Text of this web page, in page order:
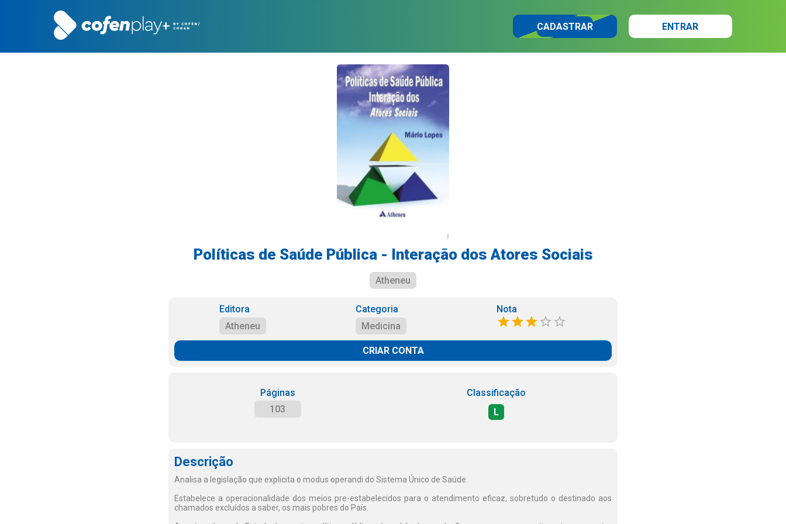
CADASTRAR ENTRAR
Políticas de Saúde Pública - Interação dos Atores Sociais
Atheneu
Editora
Atheneu
Categoria
Medicina
Nota
CRIAR CONTA
Páginas
103
Classificação
L
Descrição
Analisa a legislação que explicita o modus operandi do Sistema Único de Saúde.
Estabelece a operacionalidade dos meios pre-estabelecidos para o atendimento eficaz, sobretudo o destinado aos
chamados excluídos a saber, os mais pobres do País.